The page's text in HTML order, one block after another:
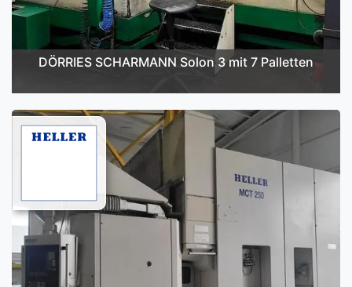
DÖRRIES SCHARMANN Solon 3 mit 7 Palletten